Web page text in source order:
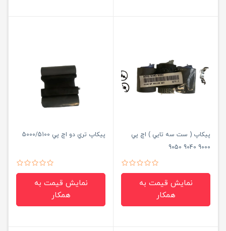
پيكاپ ( ست سه تايي ) اچ پي
9000 9040 9050
نمایش قیمت به
همکار
پيكاپ تري دو اچ پي 5000/5100
نمایش قیمت به
همکار